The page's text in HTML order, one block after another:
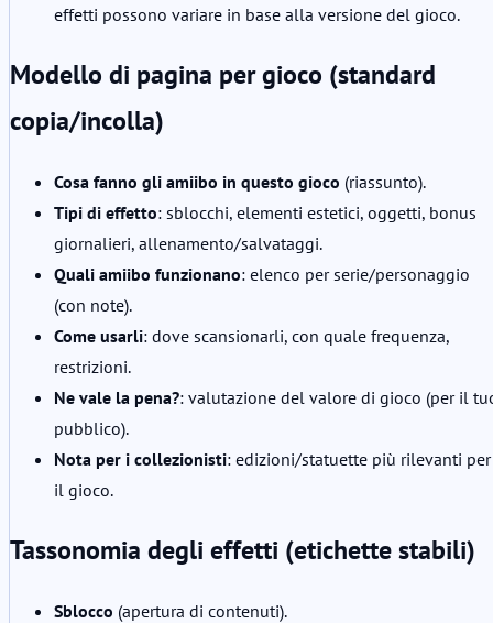
effetti possono variare in base alla versione del gioco.
Modello di pagina per gioco (standard
copia/incolla)
Cosa fanno gli amiibo in questo gioco (riassunto).
Tipi di effetto: sblocchi, elementi estetici, oggetti, bonus
giornalieri, allenamento/salvataggi.
Quali amiibo funzionano: elenco per serie/personaggio
(con note).
Come usarli: dove scansionarli, con quale frequenza,
restrizioni.
Ne vale la pena?: valutazione del valore di gioco (per il
pubblico).
Nota per i collezionisti: edizioni/statuette più rilevanti per
il gioco.
Tassonomia degli effetti (etichette stabili)
Sblocco (apertura di contenuti).